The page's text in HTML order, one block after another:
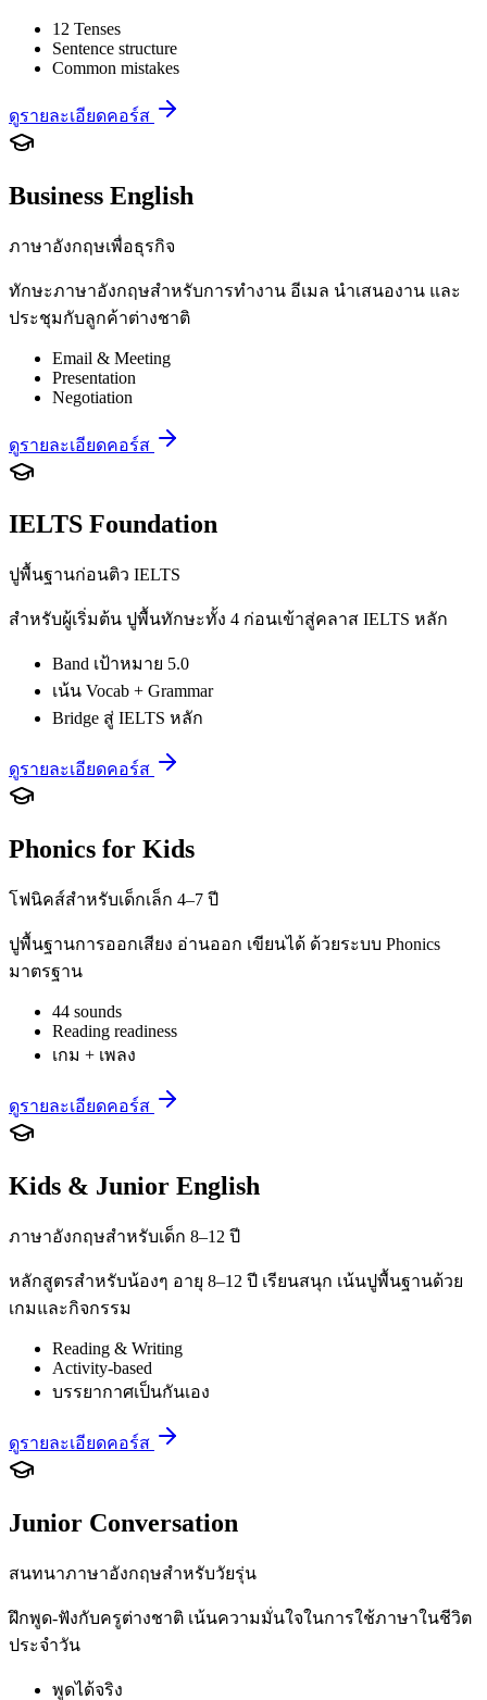
12 Tenses
Sentence structure
Common mistakes
ดูรายละเอียดคอร์ส
Business English
ภาษาอังกฤษเพื่อธุรกิจ
ทักษะภาษาอังกฤษสำหรับการทำงาน อีเมล นำเสนองาน และ
ประชุมกับลูกค้าต่างชาติ
Email & Meeting
Presentation
Negotiation
ดูรายละเอียดคอร์ส
IELTS Foundation
ปูพื้นฐานก่อนติว IELTS
สำหรับผู้เริ่มต้น ปูพื้นทักษะทั้ง 4 ก่อนเข้าสู่คลาส IELTS หลัก
Band เป้าหมาย 5.0
เน้น Vocab + Grammar
Bridge สู่ IELTS หลัก
ดูรายละเอียดคอร์ส
Phonics for Kids
โฟนิคส์สำหรับเด็กเล็ก 4–7 ปี
ปูพื้นฐานการออกเสียง อ่านออก เขียนได้ ด้วยระบบ Phonics
มาตรฐาน
44 sounds
Reading readiness
เกม + เพลง
ดูรายละเอียดคอร์ส
Kids & Junior English
ภาษาอังกฤษสำหรับเด็ก 8–12 ปี
หลักสูตรสำหรับน้องๆ อายุ 8–12 ปี เรียนสนุก เน้นปูพื้นฐานด้วย
เกมและกิจกรรม
Reading & Writing
Activity-based
บรรยากาศเป็นกันเอง
ดูรายละเอียดคอร์ส
Junior Conversation
สนทนาภาษาอังกฤษสำหรับวัยรุ่น
ฝึกพูด-ฟังกับครูต่างชาติ เน้นความมั่นใจในการใช้ภาษาในชีวิต
ประจำวัน
พูดได้จริง